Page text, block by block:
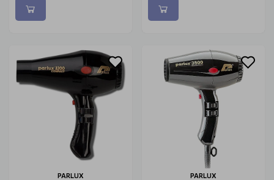
PARLUX PARLUX